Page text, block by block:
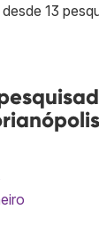
13